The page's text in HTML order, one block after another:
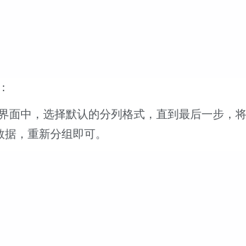
中，选择默认的分列格式，直到最后一步，将
，重新分组即可。